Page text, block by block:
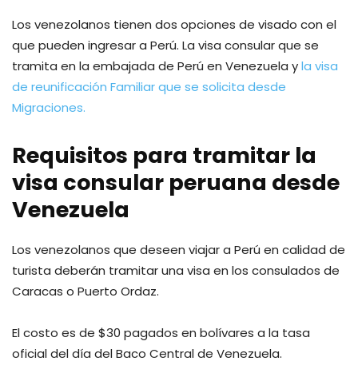
Los venezolanos tienen dos opciones de visado con el
que pueden ingresar a Perú. La visa consular que se
tramita en la embajada de Perú en Venezuela yla visa
de reunificación Familiar que se solicita desde
Migraciones.
Requisitos para tramitar la
visa consular peruana desde
Venezuela
Los venezolanos que deseen viajar a Perú en calidad de
turista deberán tramitar una visa en los consulados de
Caracas o Puerto Ordaz.
El costo es de $30 pagados en bolívares a la tasa
oficial del día del Baco Central de Venezuela.